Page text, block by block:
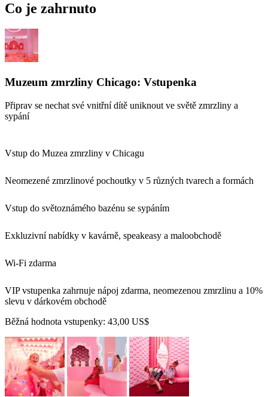
Co je zahrnuto
Muzeum zmrzliny Chicago: Vstupenka
Připrav se nechat své vnitřní dítě uniknout ve světě zmrzliny a
sypání
Vstup do Muzea zmrzliny v Chicagu
Neomezené zmrzlinové pochoutky v 5 různých tvarech a formách
Vstup do světoznámého bazénu se sypáním
Exkluzivní nabídky v kavárně, speakeasy a maloobchodě
Wi-Fi zdarma
VIP vstupenka zahrnuje nápoj zdarma, neomezenou zmrzlinu a 10%
slevu v dárkovém obchodě
Běžná hodnota vstupenky: 43,00 US$